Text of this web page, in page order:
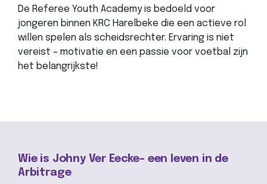
De Referee Youth Academy is bedoeld voor
jongeren binnen KRC Harelbeke die een actieve rol
willen spelen als scheidsrechter. Ervaring is niet
vereist – motivatie en een passie voor voetbal zijn
het belangrijkste!
Wie is Johny Ver Eecke- een leven in de
Arbitrage